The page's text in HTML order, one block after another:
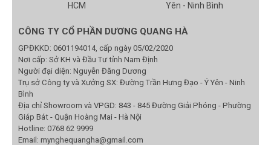
HCM
Yên - Ninh Bình
CÔNG TY CỔ PHẦN DƯƠNG QUANG HÀ
GPĐKKD: 0601194014, cấp ngày 05/02/2020
Nơi cấp: Sở KH và Đầu Tư tỉnh Nam Định
Người đại diện: Nguyễn Đăng Dương
Trụ sở Công ty và Xưởng SX: Đường Trần Hưng Đạo - Ý Yên - Ninh
Bình
Địa chỉ Showroom và VPGD: 843 - 845 Đường Giải Phóng - Phường
Giáp Bát - Quận Hoàng Mai - Hà Nội
Hotline: 0768 62 9999
Email: mynghequangha@gmail.com